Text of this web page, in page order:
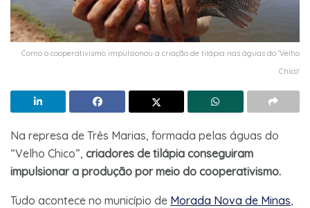
Como o cooperativismo impulsionou a criação de tilápia nas águas do 'Velho
Chico'
Na represa de Três Marias, formada pelas águas do
“Velho Chico”, criadores de tilápia conseguiram
impulsionar a produção por meio do cooperativismo.
Tudo acontece no município de Morada Nova de Minas,